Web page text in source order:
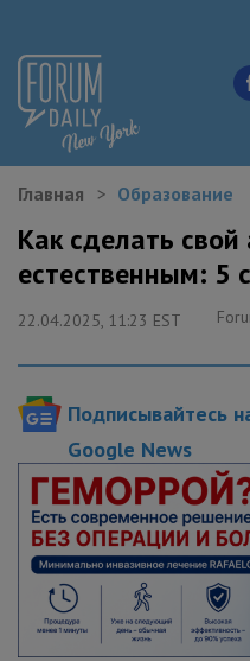
НОВОСТИ ГОРОДА
КУДА ПОЙТИ В ГОРОДЕ
ЗДОРОВЬЕ
ЖИЛЬЕ
ОБРАЗОВАНИЕ
ПОЛЕЗНЫЕ СОВЕТЫ
Главная Образование
Как сделать свой
естественным: 5
22.04.2025, 11:23 EST
Подписывайтесь
Google News